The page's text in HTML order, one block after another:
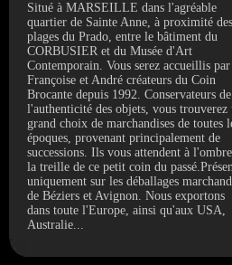
Situé à MARSEILLE dans l'agréable
quartier de Sainte Anne, à proximité des
plages du Prado, entre le bâtiment du
CORBUSIER et du Musée d'Art
Contemporain. Vous serez accueillis par
Françoise et André créateurs du Coin
Brocante depuis 1992. Conservateurs de
l'authenticité des objets, vous trouverez
grand choix de marchandises de toutes
époques, provenant principalement de
successions. Ils vous attendent à
la treille de ce petit coin du
uniquement sur les déballages
de Béziers et Avignon. Nous exportons
dans toute l'Europe, ainsi qu'aux USA,
Australie...